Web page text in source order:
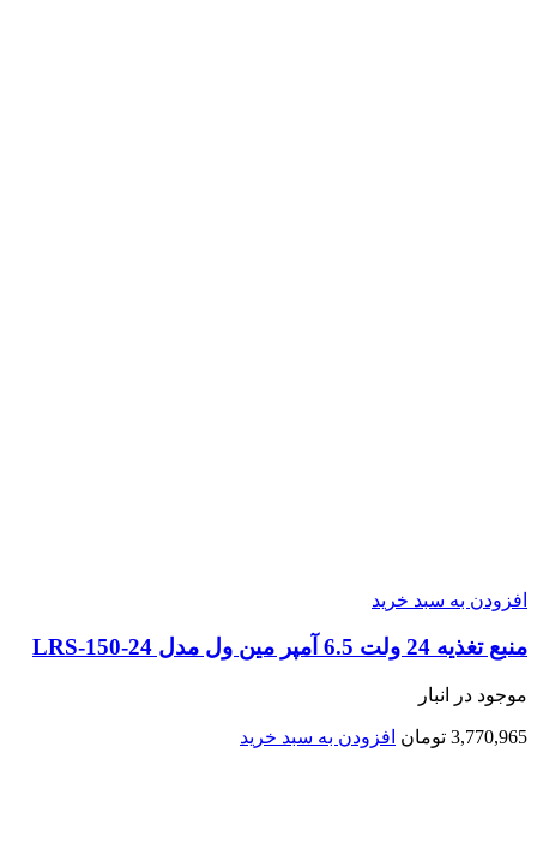
افزودن به سبد خرید
منبع تغذیه 24 ولت 6.5 آمپر مین ول مدل LRS-150-24
موجود در انبار
3,770,965 تومان افزودن به سبد خرید